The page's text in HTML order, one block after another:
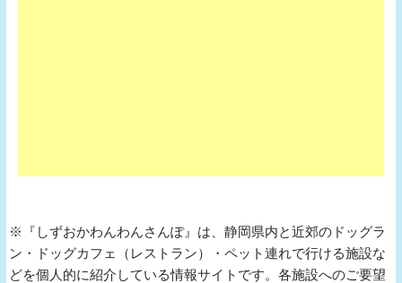
※『しずおかわんわんさんぽ』は、静岡県内と近郊のドッグラ
ン・ドッグカフェ（レストラン）・ペット連れで行ける施設な
どを個人的に紹介している情報サイトです。各施設へのご要望